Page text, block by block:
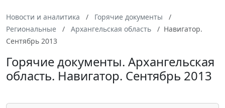
Новости и аналитика
Горячие документы
Региональные
Архангельская область
Навигатор.
Сентябрь 2013
Горячие документы. Архангельская
область. Навигатор. Сентябрь 2013